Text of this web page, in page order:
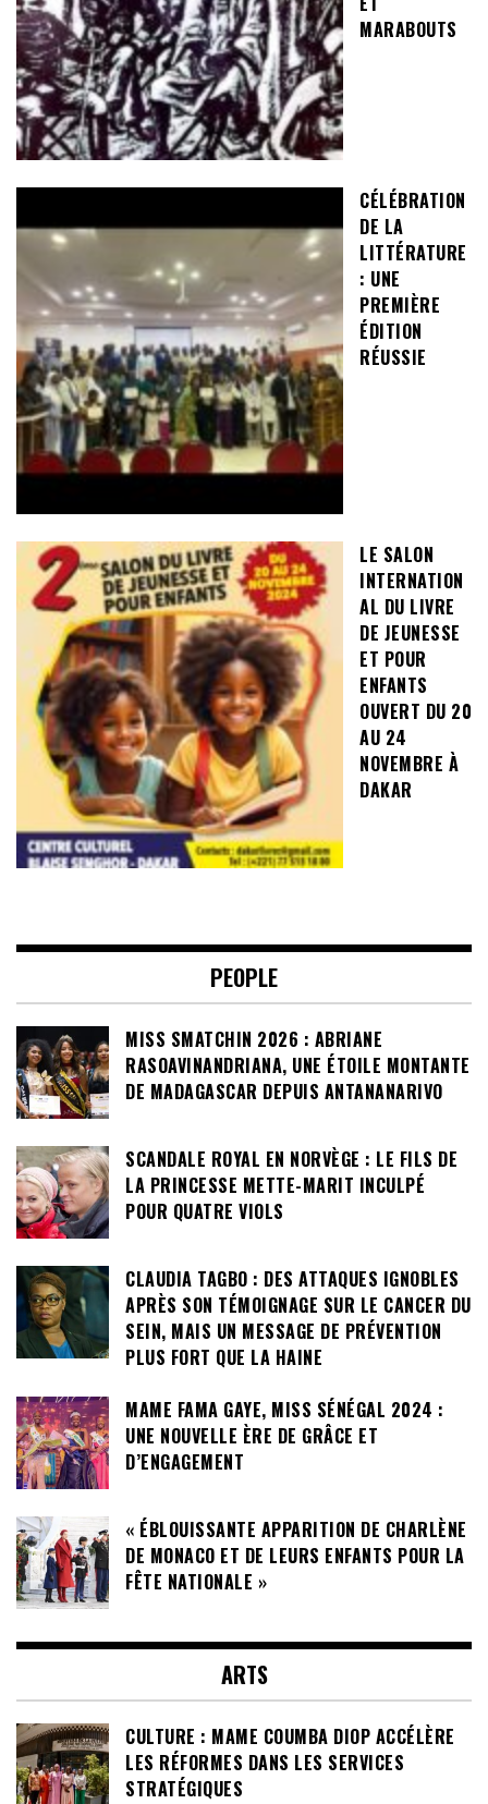
MARABOUTS
CÉLÉBRATION
DE LA
LITTÉRATURE
: UNE
PREMIÈRE
ÉDITION
RÉUSSIE
LE SALON
INTERNATION
AL DU LIVRE
DE JEUNESSE
ET POUR
ENFANTS
OUVERT DU 20
AU 24
NOVEMBRE À
DAKAR
PEOPLE
MISS SMATCHIN 2026 : ABRIANE
RASOAVINANDRIANA, UNE ÉTOILE MONTANTE
DE MADAGASCAR DEPUIS ANTANANARIVO
SCANDALE ROYAL EN NORVÈGE : LE FILS DE
LA PRINCESSE METTE-MARIT INCULPÉ
POUR QUATRE VIOLS
CLAUDIA TAGBO : DES ATTAQUES IGNOBLES
APRÈS SON TÉMOIGNAGE SUR LE CANCER DU
SEIN, MAIS UN MESSAGE DE PRÉVENTION
PLUS FORT QUE LA HAINE
MAME FAMA GAYE, MISS SÉNÉGAL 2024 :
UNE NOUVELLE ÈRE DE GRÂCE ET
D’ENGAGEMENT
« ÉBLOUISSANTE APPARITION DE CHARLÈNE
DE MONACO ET DE LEURS ENFANTS POUR LA
FÊTE NATIONALE »
ARTS
CULTURE : MAME COUMBA DIOP ACCÉLÈRE
LES RÉFORMES DANS LES SERVICES
STRATÉGIQUES